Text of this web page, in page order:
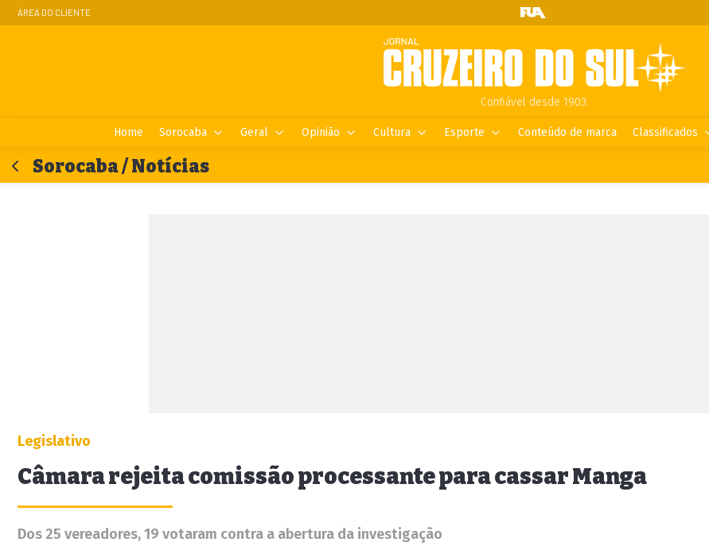
ÁREA DO CLIENTE
Confiável desde 1903.
Home Sorocaba Geral Opinião Cultura Esporte Conteúdo de marca Classificados
Sorocaba / Notícias
Legislativo
Câmara rejeita comissão processante para cassar Manga
Dos 25 vereadores, 19 votaram contra a abertura da investigação